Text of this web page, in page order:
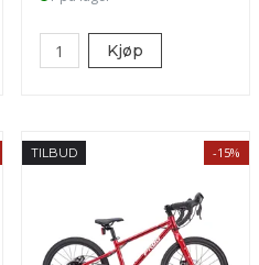
Kjøp
TILBUD -15%